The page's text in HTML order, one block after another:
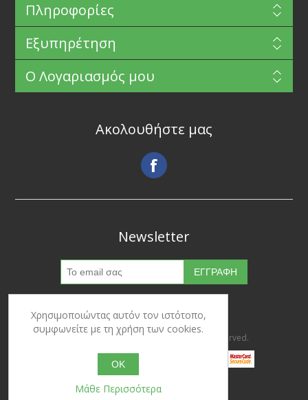
Πληροφορίες
Εξυπηρέτηση
Ο Λογαριασμός μου
Ακολουθήστε μας
Newsletter
Copyright © 2026 Ypertrofes. All rights reserved.
Powered bynopCommerce
Χρησιμοποιώντας αυτόν τον ιστότοπο,
συμφωνείτε με τη χρήση των cookies.
OK
Μάθε Περισσότερα